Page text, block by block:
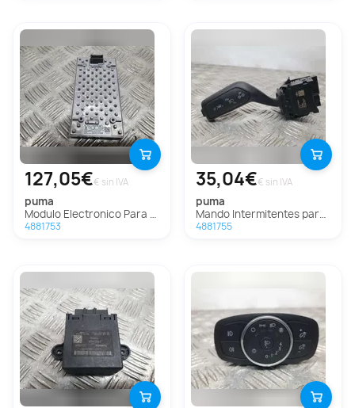
127,05€€ sin IVA
puma
Modulo Electronico Para Ford Puma
4881753
35,04€€ sin IVA
puma
Mando Intermitentes para Ford Puma
4881755